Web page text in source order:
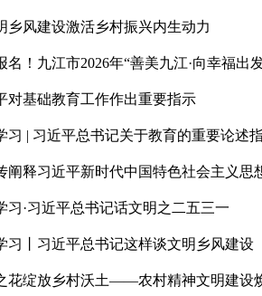
乡风建设激活乡村振兴内生动力
名！九江市2026年“善美九江·向幸福出
对基础教育工作作出重要指示
习 | 习近平总书记关于教育的重要论述
阐释习近平新时代中国特色社会主义
习·习近平总书记话文明之二五三一
习丨习近平总书记这样谈文明乡风建设
花绽放乡村沃土——农村精神文明建设